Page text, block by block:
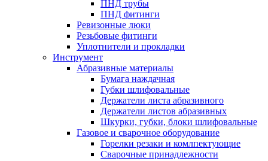
ПНД трубы
ПНД фитинги
Ревизонные люки
Резьбовые фитинги
Уплотнители и прокладки
Инструмент
Абразивные материалы
Бумага наждачная
Губки шлифовальные
Держатели листа абразивного
Держатели листов абразивных
Шкурки, губки, блоки шлифовальные
Газовое и сварочное оборудование
Горелки резаки и комлпектующие
Сварочные принадлежности